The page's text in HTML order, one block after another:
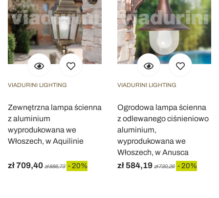
VIADURINI LIGHTING
Zewnętrzna lampa ścienna
z aluminium
wyprodukowana we
Włoszech, w Aquilinie
zł 709,40 zł 886,73 - 20%
VIADURINI LIGHTING
Ogrodowa lampa ścienna
z odlewanego ciśnieniowo
aluminium,
wyprodukowana we
Włoszech, w Anusca
zł 584,19 zł 730,26 - 20%